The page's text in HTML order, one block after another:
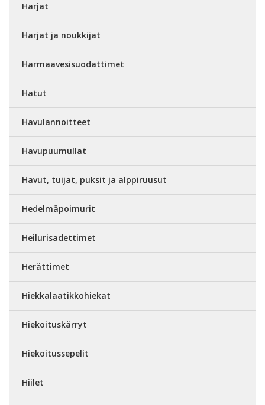
Harjat
Harjat ja noukkijat
Harmaavesisuodattimet
Hatut
Havulannoitteet
Havupuumullat
Havut, tuijat, puksit ja alppiruusut
Hedelmäpoimurit
Heilurisadettimet
Herättimet
Hiekkalaatikkohiekat
Hiekoituskärryt
Hiekoitussepelit
Hiilet